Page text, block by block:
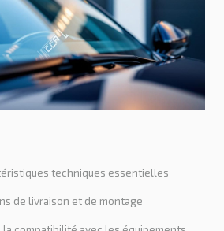
techniques essentielles
de livraison et de montage